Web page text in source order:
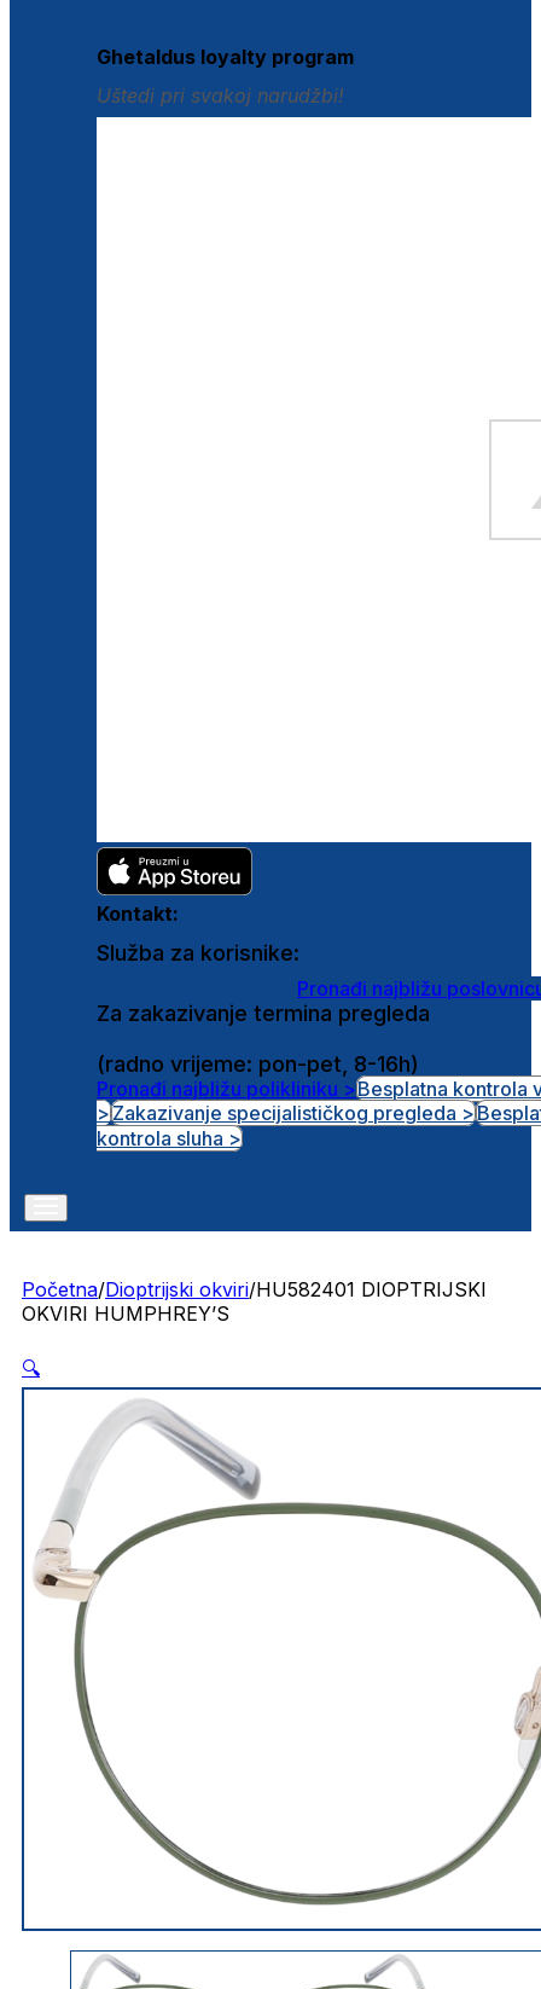
Ghetaldus loyalty program
Uštedi pri svakoj narudžbi!
Kontakt:
Služba za korisnike:
Pronađi najbližu
Za zakazivanje termina pregleda
(radno vrijeme: pon-pet, 8-16h)
Pronađi najbližu polikliniku >Besplatna kontrola
>Zakazivanje specijalističkog pregleda >
kontrola sluha >
Početna/Dioptrijski okviri/HU582401 DIOPTRIJSKI
OKVIRI HUMPHREY’S
🔍